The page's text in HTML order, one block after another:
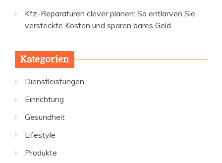
Kfz-Reparaturen clever planen: So entlarven Sie
versteckte Kosten und sparen bares Geld
Kategorien
Dienstleistungen
Einrichtung
Gesundheit
Lifestyle
Produkte